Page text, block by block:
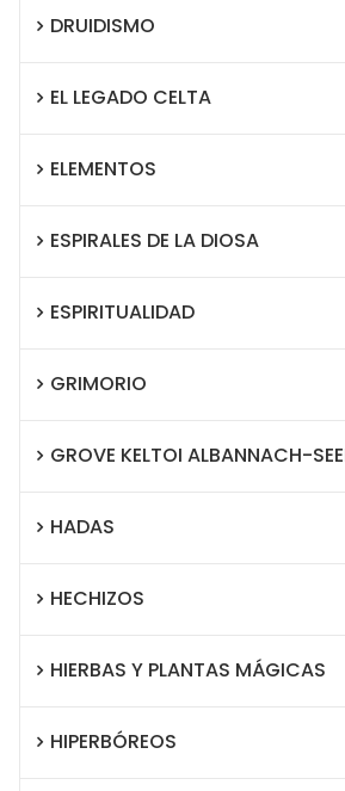
DRUIDISMO
EL LEGADO CELTA
ELEMENTOS
ESPIRALES DE LA DIOSA
ESPIRITUALIDAD
GRIMORIO
GROVE KELTOI ALBANNACH-
HADAS
HECHIZOS
HIERBAS Y PLANTAS MÁGICAS
HIPERBÓREOS